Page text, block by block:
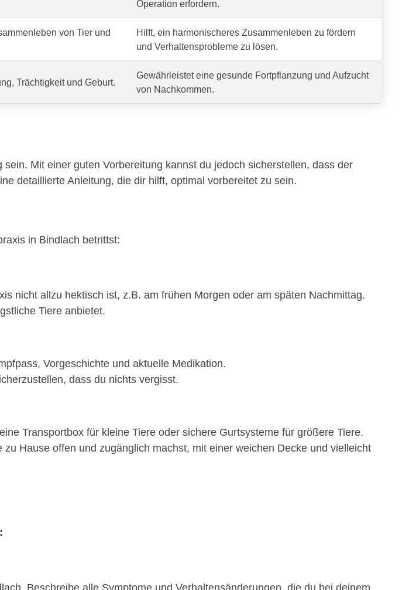
Operation erfordern.
von Tier und
Hilft, ein harmonischeres Zusammenleben zu fördern
und Verhaltensprobleme zu lösen.
Trächtigkeit und Geburt.
Gewährleistet eine gesunde Fortpflanzung und Aufzucht
von Nachkommen.
Mit einer guten Vorbereitung kannst du jedoch sicherstellen, dass der
detaillierte Anleitung, die dir hilft, optimal vorbereitet zu sein.
in Bindlach betrittst:
nicht allzu hektisch ist, z.B. am frühen Morgen oder am späten Nachmittag.
Tiere anbietet.
Vorgeschichte und aktuelle Medikation.
dass du nichts vergisst.
Transportbox für kleine Tiere oder sichere Gurtsysteme für größere Tiere.
Hause offen und zugänglich machst, mit einer weichen Decke und vielleicht